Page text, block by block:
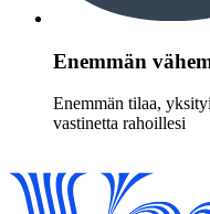
Enemmän
Enemmän tilaa,
vastinetta rahoillesi